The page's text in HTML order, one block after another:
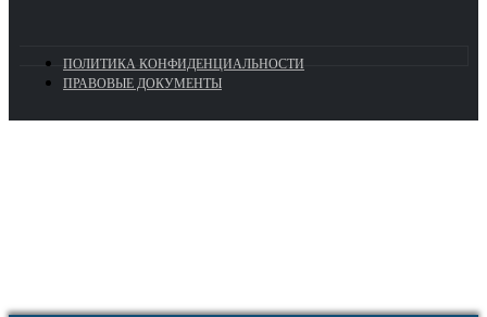
ПОЛИТИКА КОНФИДЕНЦИАЛЬНОСТИ
ПРАВОВЫЕ ДОКУМЕНТЫ